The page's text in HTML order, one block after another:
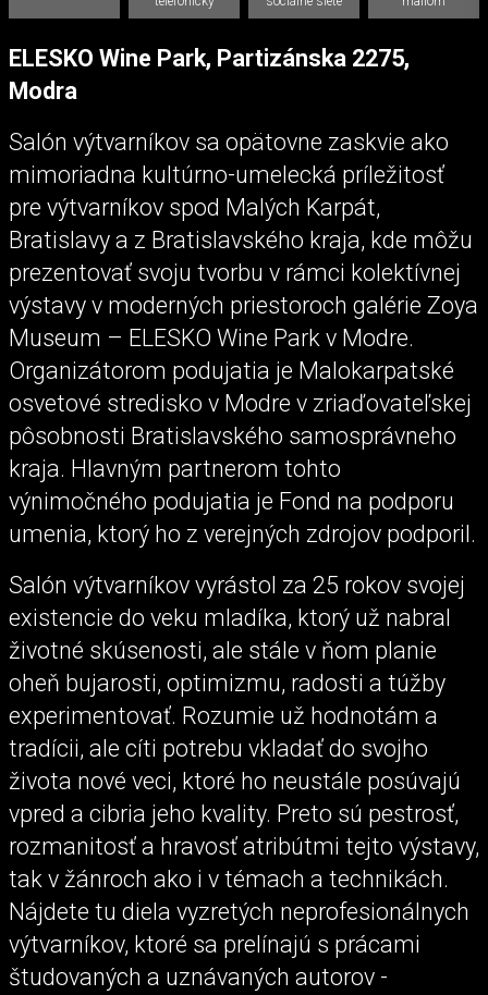
ELESKO Wine Park, Partizánska 2275,
Modra
Salón výtvarníkov sa opätovne zaskvie ako
mimoriadna kultúrno-umelecká príležitosť
pre výtvarníkov spod Malých Karpát,
Bratislavy a z Bratislavského kraja, kde môžu
prezentovať svoju tvorbu v rámci kolektívnej
výstavy v moderných priestoroch galérie Zoya
Museum – ELESKO Wine Park v Modre.
Organizátorom podujatia je Malokarpatské
osvetové stredisko v Modre v zriaďovateľskej
pôsobnosti Bratislavského samosprávneho
kraja. Hlavným partnerom tohto
výnimočného podujatia je Fond na podporu
umenia, ktorý ho z verejných zdrojov podporil.
Salón výtvarníkov vyrástol za 25 rokov svojej
existencie do veku mladíka, ktorý už nabral
životné skúsenosti, ale stále v ňom planie
oheň bujarosti, optimizmu, radosti a túžby
experimentovať. Rozumie už hodnotám a
tradícii, ale cíti potrebu vkladať do svojho
života nové veci, ktoré ho neustále posúvajú
vpred a cibria jeho kvality. Preto sú pestrosť,
rozmanitosť a hravosť atribútmi tejto výstavy,
tak v žánroch ako i v témach a technikách.
Nájdete tu diela vyzretých neprofesionálnych
výtvarníkov, ktoré sa prelínajú s prácami
študovaných a uznávaných autorov -